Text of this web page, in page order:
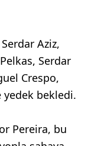
Aziz,
Serdar
Crespo,
yedek bekledi.
Pereira, bu